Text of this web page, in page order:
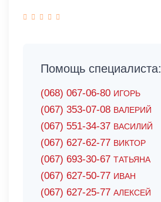
Помощь специалиста:
(068) 067-06-80 ИГОРЬ
(067) 353-07-08 ВАЛЕРИЙ
(067) 551-34-37 ВАСИЛИЙ
(067) 627-62-77 ВИКТОР
(067) 693-30-67 ТАТЬЯНА
(067) 627-50-77 ИВАН
(067) 627-25-77 АЛЕКСЕЙ